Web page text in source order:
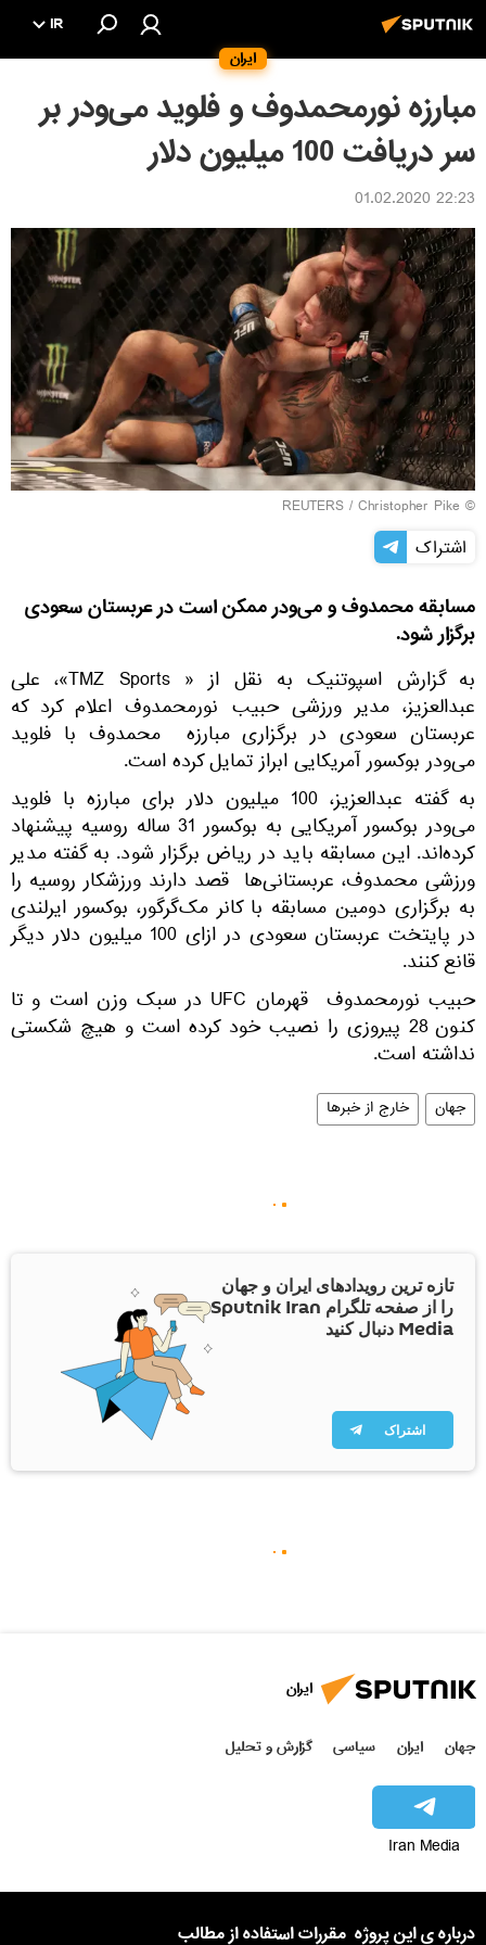
ایران
IR
مبارزه نورمحمدوف و فلوید می‌ودر بر
سر دریافت 100 میلیون دلار
22:23 01.02.2020
©
REUTERS / Christopher Pike
اشتراک
مسابقه محمدوف و می‌ودر ممکن است در عربستان سعودی
برگزار شود.
به گزارش اسپوتنیک به نقل از « TMZ Sports»، علی
عبدالعزیز، مدیر ورزشی حبیب نورمحمدوف اعلام کرد که
عربستان سعودی در برگزاری مبارزه محمدوف با فلوید
می‌ودر بوکسور آمریکایی ابراز تمایل کرده است.
به گفته عبدالعزیز، 100 میلیون دلار برای مبارزه با فلوید
می‌ودر بوکسور آمریکایی به بوکسور 31 ساله روسیه پیشنهاد
کرده‌اند. این مسابقه باید در ریاض برگزار شود. به گفته مدیر
ورزشی محمدوف، عربستانی‌ها قصد دارند ورزشکار روسیه را
به برگزاری دومین مسابقه با کانر مک‌گرگور، بوکسور ایرلندی
در پایتخت عربستان سعودی در ازای 100 میلیون دلار دیگر
قانع کنند.
حبیب نورمحمدوف قهرمان UFC در سبک وزن است و تا
کنون 28 پیروزی را نصیب خود کرده است و هیچ شکستی
نداشته است.
جهان خارج از خبرها
تازه ترین رویدادهای ایران و جهان
را از صفحه تلگرام Sputnik Iran
Media دنبال کنید
اشتراک
ایران
جهان ایران سیاسی گزارش و تحلیل
Iran Media
درباره ی این پروژه مقررات استفاده از مطالب